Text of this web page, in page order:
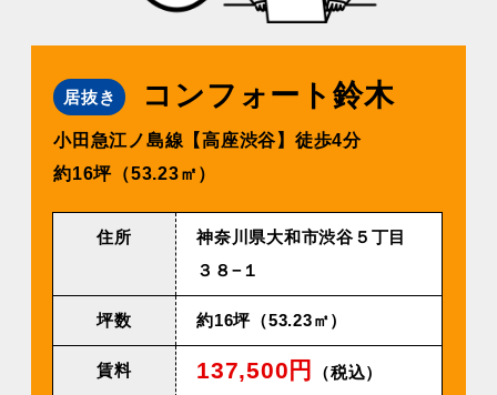
居抜き コンフォート鈴木
小田急江ノ島線【高座渋谷】徒歩4分
約16坪（53.23㎡）
住所
神奈川県大和市渋谷５丁目
３８−１
坪数 約16坪（53.23㎡）
賃料 137,500円 （税込）